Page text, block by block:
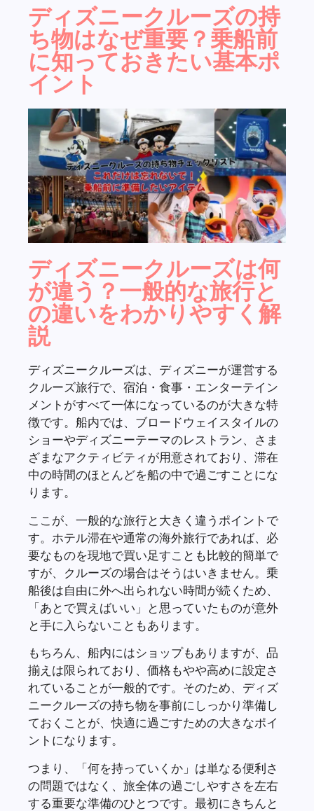
ディズニークルーズの持
ち物はなぜ重要？乗船前
に知っておきたい基本ポ
イント
ディズニークルーズは何
が違う？一般的な旅行と
の違いをわかりやすく解
説
ディズニークルーズは、ディズニーが運営する
クルーズ旅行で、宿泊・食事・エンターテイン
メントがすべて一体になっているのが大きな特
徴です。船内では、ブロードウェイスタイルの
ショーやディズニーテーマのレストラン、さま
ざまなアクティビティが用意されており、滞在
中の時間のほとんどを船の中で過ごすことにな
ります。
ここが、一般的な旅行と大きく違うポイントで
す。ホテル滞在や通常の海外旅行であれば、必
要なものを現地で買い足すことも比較的簡単で
すが、クルーズの場合はそうはいきません。乗
船後は自由に外へ出られない時間が続くため、
「あとで買えばいい」と思っていたものが意外
と手に入らないこともあります。
もちろん、船内にはショップもありますが、品
揃えは限られており、価格もやや高めに設定さ
れていることが一般的です。そのため、ディズ
ニークルーズの持ち物を事前にしっかり準備し
ておくことが、快適に過ごすための大きなポイ
ントになります。
つまり、「何を持っていくか」は単なる便利さ
の問題ではなく、旅全体の過ごしやすさを左右
する重要な準備のひとつです。最初にきちんと